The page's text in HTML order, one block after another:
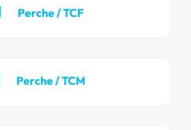
Perche / TCF
Perche / TCM